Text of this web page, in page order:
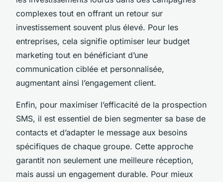
complexes tout en offrant un retour sur
investissement souvent plus élevé. Pour les
entreprises, cela signifie optimiser leur budget
marketing tout en bénéficiant d’une
communication ciblée et personnalisée,
augmentant ainsi l’engagement client.
Enfin, pour maximiser l’efficacité de la prospection
SMS, il est essentiel de bien segmenter sa base de
contacts et d’adapter le message aux besoins
spécifiques de chaque groupe. Cette approche
garantit non seulement une meilleure réception,
mais aussi un engagement durable. Pour mieux